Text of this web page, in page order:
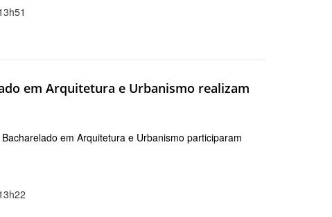
em Arquitetura e Urbanismo realizam
em Arquitetura e Urbanismo participaram